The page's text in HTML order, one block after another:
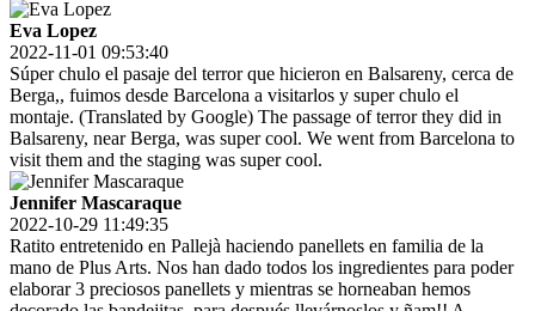
Eva Lopez
2022-11-01 09:53:40
Súper chulo el pasaje del terror que hicieron en Balsareny, cerca de
Berga,, fuimos desde Barcelona a visitarlos y super chulo el
montaje. (Translated by Google) The passage of terror they did in
Balsareny, near Berga, was super cool. We went from Barcelona to
visit them and the staging was super cool.
Jennifer Mascaraque
2022-10-29 11:49:35
Ratito entretenido en Pallejà haciendo panellets en familia de la
mano de Plus Arts. Nos han dado todos los ingredientes para poder
elaborar 3 preciosos panellets y mientras se horneaban hemos